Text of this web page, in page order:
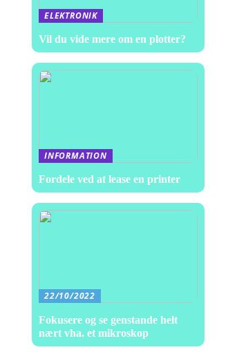
ELEKTRONIK
Vil du vide mere om en plotter?
INFORMATION
Fordele ved at lease en printer
22/10/2022
Fokusere og se genstande helt
nært vha. et mikroskop